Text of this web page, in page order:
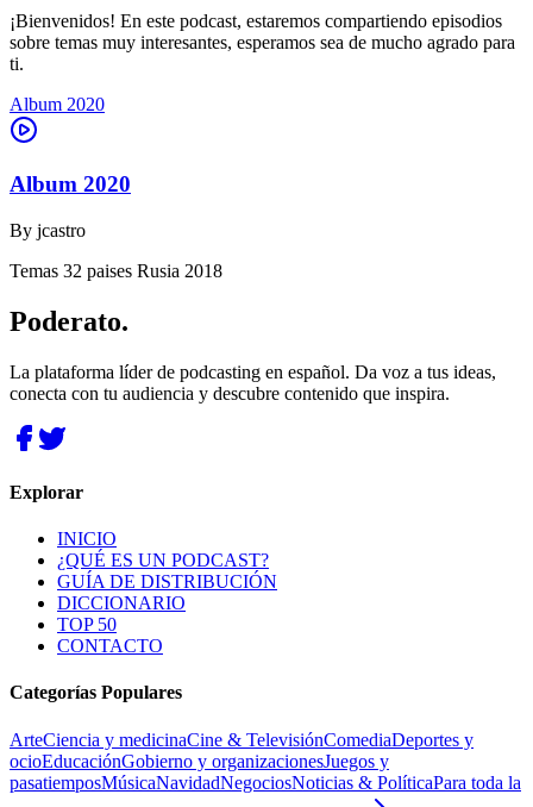
¡Bienvenidos! En este podcast, estaremos compartiendo episodios
sobre temas muy interesantes, esperamos sea de mucho agrado para
ti.
Album 2020
Album 2020
By jcastro
Temas 32 paises Rusia 2018
Poderato.
La plataforma líder de podcasting en español. Da voz a tus ideas,
conecta con tu audiencia y descubre contenido que inspira.
Explorar
INICIO
¿QUÉ ES UN PODCAST?
GUÍA DE DISTRIBUCIÓN
DICCIONARIO
TOP 50
CONTACTO
Categorías Populares
ArteCiencia y medicinaCine & TelevisiónComediaDeportes y
ocioEducaciónGobierno y organizacionesJuegos y
pasatiemposMúsicaNavidadNegociosNoticias & PolíticaPara toda la